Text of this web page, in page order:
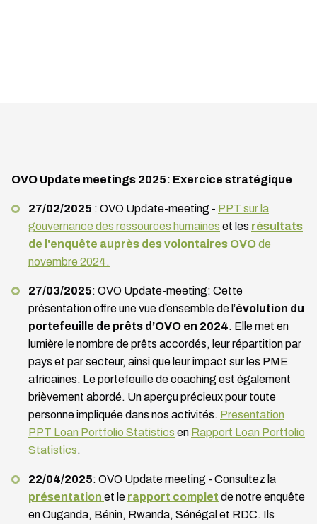
OVO Update meetings 2025: Exercice stratégique
27/02/2025 : OVO Update-meeting - PPT sur la
gouvernance des ressources humaines et les résultats
de l'enquête auprès des volontaires OVOde
novembre 2024.
27/03/2025: OVO Update-meeting: Cette
présentation offre une vue d’ensemble de l’évolution du
portefeuille de prêts d’OVO en 2024. Elle met en
lumière le nombre de prêts accordés, leur répartition par
pays et par secteur, ainsi que leur impact sur les PME
africaines. Le portefeuille de coaching est également
brièvement abordé. Un aperçu précieux pour toute
personne impliquée dans nos activités. Presentation
PPT Loan Portfolio Statistics en Rapport Loan Portfolio
Statistics.
22/04/2025: OVO Update meeting - Consultez la
présentation et le rapport complet de notre enquête
en Ouganda, Bénin, Rwanda, Sénégal et RDC. Ils